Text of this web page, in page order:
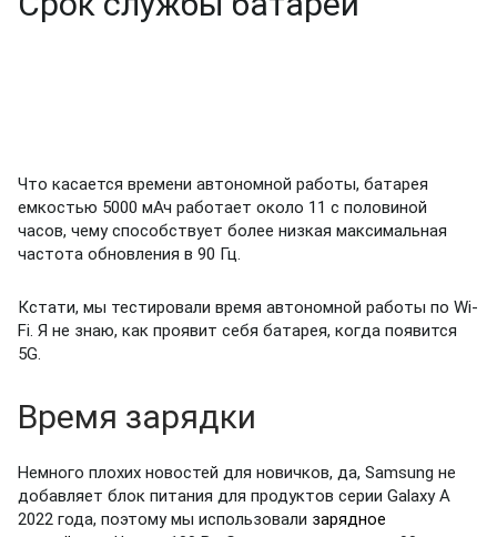
Что касается времени автономной работы, батарея
емкостью 5000 мАч работает около 11 с половиной
часов, чему способствует более низкая максимальная
частота обновления в 90 Гц.
Кстати, мы тестировали время автономной работы по Wi-
Fi. Я не знаю, как проявит себя батарея, когда появится
5G.
Время зарядки
Немного плохих новостей для новичков, да, Samsung не
добавляет блок питания для продуктов серии Galaxy A
2022 года, поэтому мы использовали зарядное